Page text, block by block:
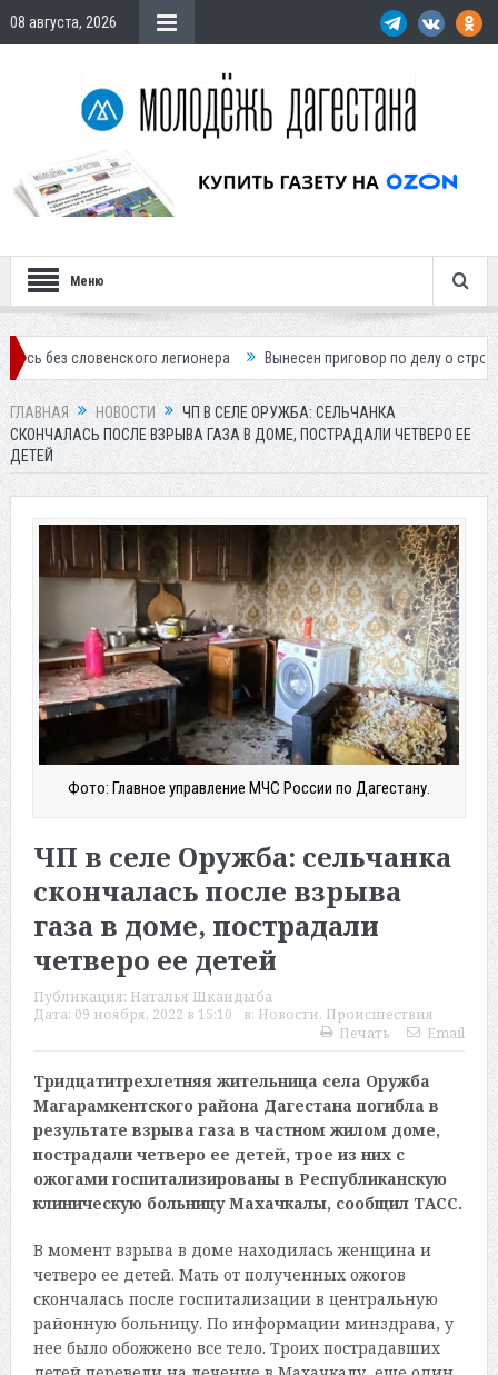
08 августа, 2026
Меню
легионера Вынесен приговор по делу о строительстве
ГЛАВНАЯ НОВОСТИ
ЧП В СЕЛЕ ОРУЖБА: СЕЛЬЧАНКА
СКОНЧАЛАСЬ ПОСЛЕ ВЗРЫВА ГАЗА В ДОМЕ, ПОСТРАДАЛИ ЧЕТВЕРО ЕЕ
ДЕТЕЙ
Фото: Главное управление МЧС России по Дагестану.
ЧП в селе Оружба: сельчанка
скончалась после взрыва
газа в доме, пострадали
четверо ее детей
Публикация: Наталья Шкандыба
Дата: 09 ноября, 2022 в 15:10 в: Новости, Происшествия
Печать
Email
Тридцатитрехлетняя жительница села Оружба
Магарамкентского района Дагестана погибла в
результате взрыва газа в частном жилом доме,
пострадали четверо ее детей, трое из них с
ожогами госпитализированы в Республиканскую
клиническую больницу Махачкалы, сообщил ТАСС.
В момент взрыва в доме находилась женщина и
четверо ее детей. Мать от полученных ожогов
скончалась после госпитализации в центральную
районную больницу. По информации минздрава, у
нее было обожжено все тело. Троих пострадавших